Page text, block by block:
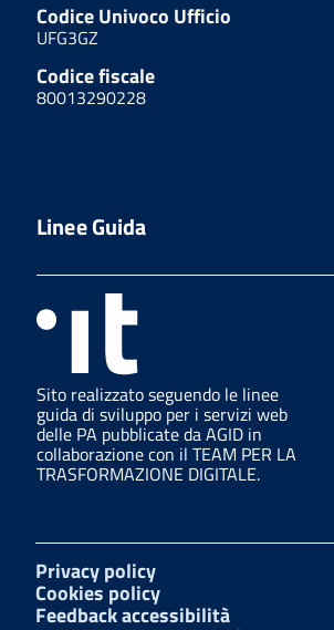
Codice Univoco Ufficio
UFG3GZ
Codice fiscale
80013290228
Linee Guida
Sito realizzato seguendo le linee
guida di sviluppo per i servizi web
delle PA pubblicate da AGID in
collaborazione con il TEAM PER LA
TRASFORMAZIONE DIGITALE.
Privacy policy
Cookies policy
Feedback accessibilità